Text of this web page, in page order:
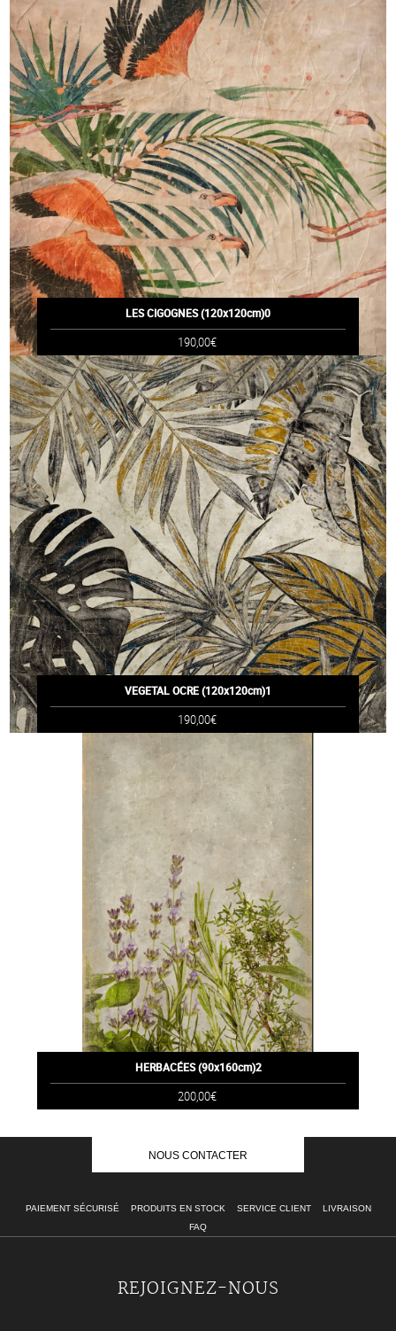
LES CIGOGNES (120x120cm)0
190,00€
VEGETAL OCRE (120x120cm)1
190,00€
HERBACÉES (90x160cm)2
200,00€
NOUS CONTACTER
PAIEMENT SÉCURISÉ PRODUITS EN STOCK SERVICE CLIENT
LIVRAISON
FAQ
REJOIGNEZ-NOUS